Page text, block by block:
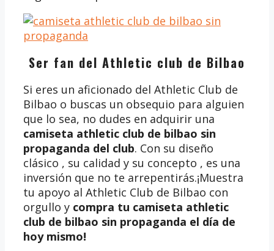
Ser fan del Athletic club de Bilbao
Si eres un aficionado del Athletic Club de
Bilbao o buscas un obsequio para alguien
que lo sea, no dudes en adquirir una
camiseta athletic club de bilbao sin
propaganda del club. Con su diseño
clásico , su calidad y su concepto , es una
inversión que no te arrepentirás.¡Muestra
tu apoyo al Athletic Club de Bilbao con
orgullo y compra tu camiseta athletic
club de bilbao sin propaganda el día de
hoy mismo!